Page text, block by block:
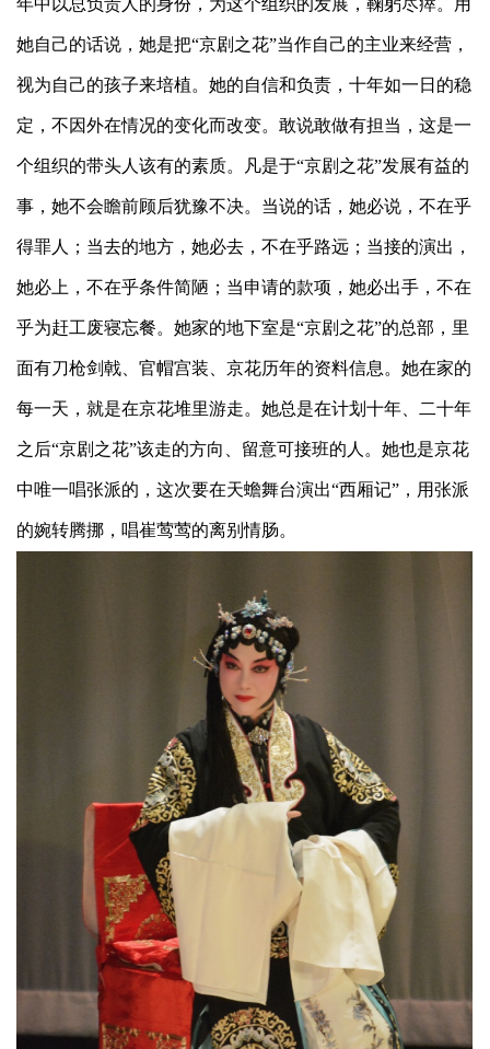
年中以总负责人的身份，为这个组织的发展，鞠躬尽瘁。用
她自己的话说，她是把“京剧之花”当作自己的主业来经营，
视为自己的孩子来培植。她的自信和负责，十年如一日的稳
定，不因外在情况的变化而改变。敢说敢做有担当，这是一
个组织的带头人该有的素质。凡是于“京剧之花”发展有益的
事，她不会瞻前顾后犹豫不决。当说的话，她必说，不在乎
得罪人；当去的地方，她必去，不在乎路远；当接的演出，
她必上，不在乎条件简陋；当申请的款项，她必出手，不在
乎为赶工废寝忘餐。她家的地下室是“京剧之花”的总部，里
面有刀枪剑戟、官帽宫装、京花历年的资料信息。她在家的
每一天，就是在京花堆里游走。她总是在计划十年、二十年
之后“京剧之花”该走的方向、留意可接班的人。她也是京花
中唯一唱张派的，这次要在天蟾舞台演出“西厢记”，用张派
的婉转腾挪，唱崔莺莺的离别情肠。